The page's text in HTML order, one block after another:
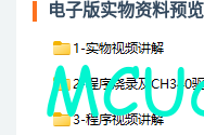
电子版实物资料预览